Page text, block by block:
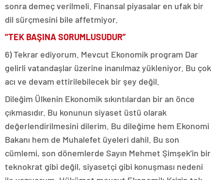
sonra demeç verilmeli. Finansal piyasalar en ufak bir
dil sürçmesini bile affetmiyor.
“TEK BAŞINA SORUMLUSUDUR”
6) Tekrar ediyorum. Mevcut Ekonomik program Dar
gelirli vatandaşlar üzerine inanılmaz yükleniyor. Bu çok
acı ve devam ettirilebilecek bir şey değil.
Dileğim Ülkenin Ekonomik sıkıntılardan bir an önce
çıkmasıdır. Bu konunun siyaset üstü olarak
değerlendirilmesini dilerim. Bu dileğime hem Ekonomi
Bakanı hem de Muhalefet üyeleri dahil. Bu son
cümlemi, son dönemlerde Sayın Mehmet Şimşek’in bir
teknokrat gibi değil, siyasetçi gibi konuşması nedeni